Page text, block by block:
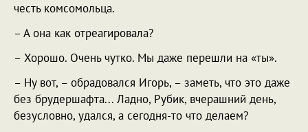
честь комсомольца.
– А она как отреагировала?
– Хорошо. Очень чутко. Мы даже перешли на «ты».
– Ну вот, – обрадовался Игорь, – заметь, что это даже
без брудершафта... Ладно, Рубик, вчерашний день,
безусловно, удался, а сегодня-то что делаем?